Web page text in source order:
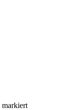
markiert